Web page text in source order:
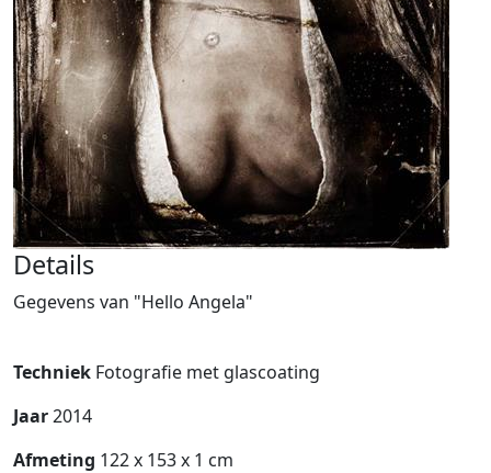
Details
Gegevens van "Hello Angela"
Techniek Fotografie met glascoating
Jaar2014
Afmeting 122 x 153 x 1 cm